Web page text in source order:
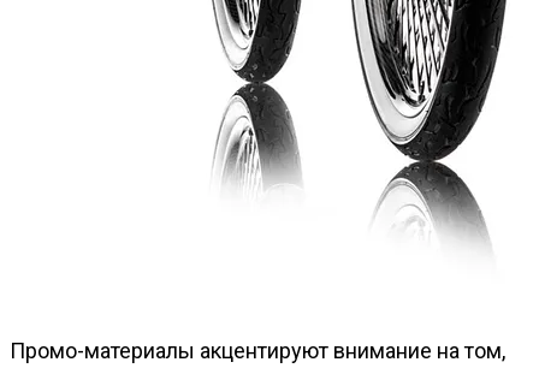
Промо-материалы акцентируют внимание на том,